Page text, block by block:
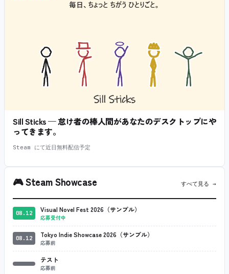
Sill Sticks — 怠け者の棒人間があなたのデスクトップにや
ってきます。
Steam にて近日無料配信予定
🎮Steam Showcase すべて見る →
08.12 Visual Novel Fest 2026（サンプル）
応募受付中
08.12 Tokyo Indie Showcase 2026（サンプル）
応募前
テスト
応募前